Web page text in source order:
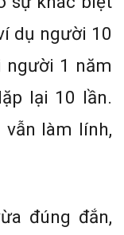
dụ người 10
người 1 năm
lại 10 lần.
làm lính,
đúng đắn,